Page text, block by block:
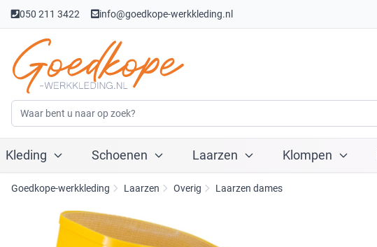
050 211 3422 info@goedkope-werkkleding.nl
Kleding Schoenen Laarzen Klompen
Goedkope-werkkleding Laarzen Overig Laarzen dames